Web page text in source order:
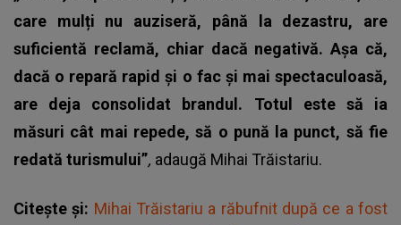
care mulți nu auziseră, până la dezastru, are
suficientă reclamă, chiar dacă negativă. Așa că,
dacă o repară rapid și o fac și mai spectaculoasă,
are deja consolidat brandul. Totul este să ia
măsuri cât mai repede, să o pună la punct, să fie
redată turismului”, adaugă Mihai Trăistariu.
Citește și: Mihai Trăistariu a răbufnit după ce a fost